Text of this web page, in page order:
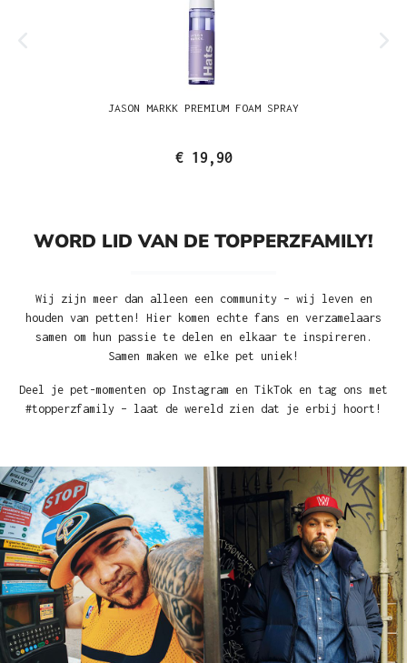
JASON MARKK PREMIUM FOAM SPRAY
€ 19,90
WORD LID VAN DE TOPPERZFAMILY!
Wij zijn meer dan alleen een community – wij leven en
houden van petten! Hier komen echte fans en verzamelaars
samen om hun passie te delen en elkaar te inspireren.
Samen maken we elke pet uniek!
Deel je pet-momenten op Instagram en TikTok en tag ons met
#topperzfamily – laat de wereld zien dat je erbij hoort!